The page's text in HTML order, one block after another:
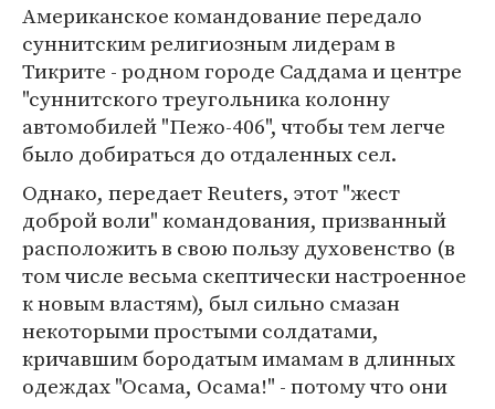
Американское командование передало
суннитским религиозным лидерам в
Тикрите - родном городе Саддама и центре
"суннитского треугольника колонну
автомобилей "Пежо-406", чтобы тем легче
было добираться до отдаленных сел.
Однако, передает Reuters, этот "жест
доброй воли" командования, призванный
расположить в свою пользу духовенство (в
том числе весьма скептически настроенное
к новым властям), был сильно смазан
некоторыми простыми солдатами,
кричавшим бородатым имамам в длинных
одеждах "Осама, Осама!" - потому что они